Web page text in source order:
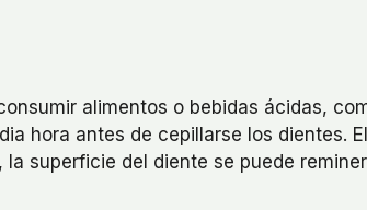
alimentos o bebidas ácidas,
hora antes de cepillarse los dientes.
la superficie del diente se puede